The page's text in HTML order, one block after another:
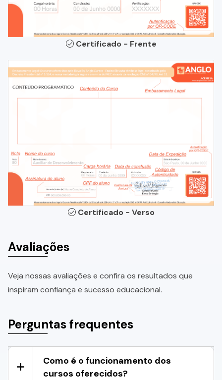
Certificado - Frente
Certificado - Verso
Avaliações
Veja nossas avaliações e confira os resultados que
inspiram confiança e sucesso educacional.
Perguntas frequentes
Como é o funcionamento dos
cursos oferecidos?